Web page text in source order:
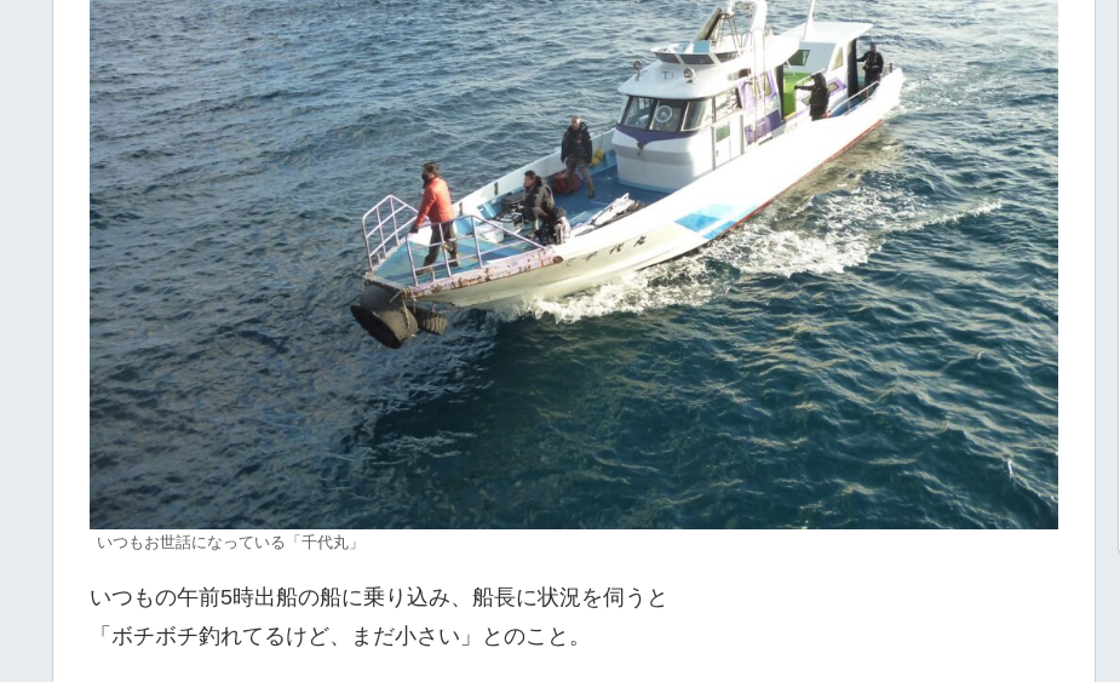
いつもお世話になっている「千代丸」
いつもの午前5時出船の船に乗り込み、船長に状況を伺うと
「ボチボチ釣れてるけど、まだ小さい」とのこと。